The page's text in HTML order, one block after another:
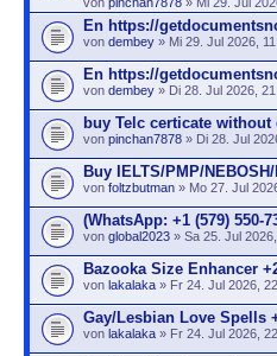
En https://
von dembey » Mi 29. Jul 2026,
En https://
von dembey » Di 28. Jul 2026,
buy Telc certicate without
von pinchan7878 » Di 28. Jul
Buy IELTS/PMP/
von foltzbutman » Mo 27. Jul
(WhatsApp: +1 (579) 550-
von global2023 » Sa 25. Jul
Bazooka Size Enhancer
von lakalaka » Fr 24. Jul 2026,
Gay/Lesbian Love Spells
von lakalaka » Fr 24. Jul 2026,